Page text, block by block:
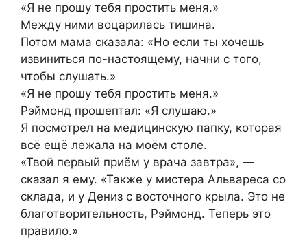
«Я не прошу тебя простить меня.»
Между ними воцарилась тишина.
Потом мама сказала: «Но если ты хочешь
извиниться по-настоящему, начни с того,
чтобы слушать.»
«Я не прошу тебя простить меня.»
Рэймонд прошептал: «Я слушаю.»
Я посмотрел на медицинскую папку, которая
всё ещё лежала на моём столе.
«Твой первый приём у врача завтра», —
сказал я ему. «Также у мистера Альвареса со
склада, и у Дениз с восточного крыла. Это не
благотворительность, Рэймонд. Теперь это
правило.»